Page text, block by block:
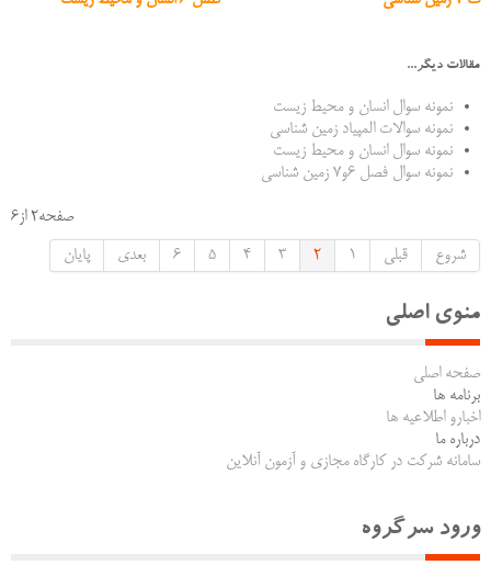
مقالات دیگر...
نمونه سوال انسان و محیط زیست
نمونه سوالات المپیاد زمین شناسی
نمونه سوال انسان و محیط زیست
نمونه سوال فصل 6و7 زمین شناسی
صفحه2 از6
شروع
قبلی 1
2
3
4
5
6 بعدی پایان
منوی اصلی
صفحه اصلی
برنامه ها
اخبارو اطلاعیه ها
درباره ما
سامانه شرکت در کارگاه مجازی و آزمون آنلاین
ورود سرگروه